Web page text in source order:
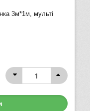
3м*1м, мульті